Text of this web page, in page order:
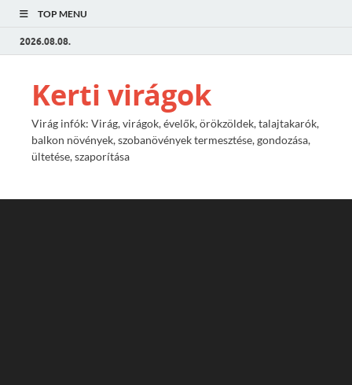
TOP MENU
2026.08.08.
Kerti virágok
Virág infók: Virág, virágok, évelők, örökzöldek, talajtakarók,
balkon növények, szobanövények termesztése, gondozása,
ültetése, szaporítása